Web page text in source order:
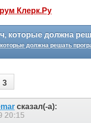
Клерк
Клерк.Ру
должна решать
3
сказал(-а):
20:15